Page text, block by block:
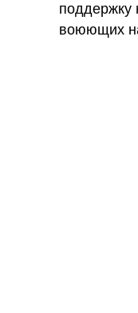
поддержку
воюющих